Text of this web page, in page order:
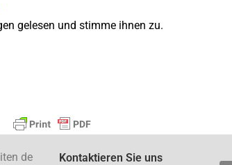
gelesen und stimme ihnen zu.
de
Kontaktieren Sie uns